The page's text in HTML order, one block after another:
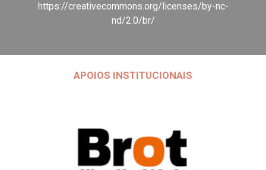
https://creativecommons.org/licenses/by-nc-
nd/2.0/br/
APOIOS INSTITUCIONAIS